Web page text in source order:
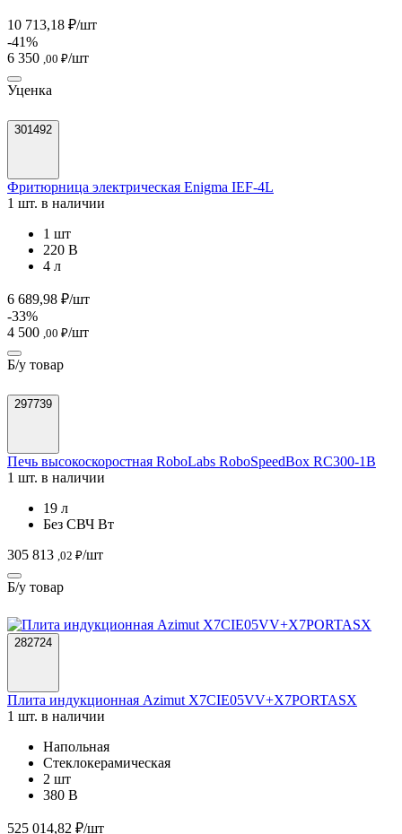
10 713,18 ₽/шт
-41%
6 350 ,00 ₽/шт
Уценка
301492
Фритюрница электрическая Enigma IEF-4L
1 шт. в наличии
1 шт
220 В
4 л
6 689,98 ₽/шт
-33%
4 500 ,00 ₽/шт
Б/у товар
297739
Печь высокоскоростная RoboLabs RoboSpeedBox RC300-1B
1 шт. в наличии
19 л
Без СВЧ Вт
305 813 ,02 ₽/шт
Б/у товар
282724
Плита индукционная Azimut X7CIE05VV+X7PORTASX
1 шт. в наличии
Напольная
Стеклокерамическая
2 шт
380 В
525 014,82 ₽/шт